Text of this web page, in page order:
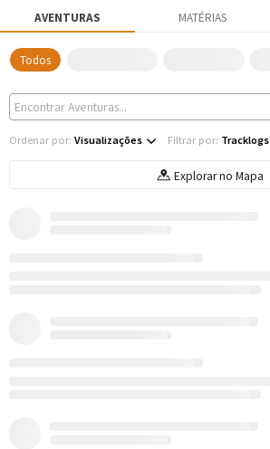
AVENTURAS MATÉRIAS
Todos
Ordenar por: Visualizações Filtrar por: Tracklogs
Explorar no Mapa